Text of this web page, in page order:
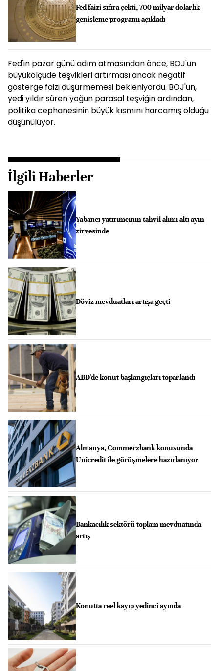
Fed faizi sıfıra çekti, 700 milyar dolarlık
genişleme programı açıkladı
Fed'in pazar günü adım atmasından önce, BOJ'un
büyükölçüde teşvikleri artırması ancak negatif
gösterge faizi düşürmemesi bekleniyordu. BOJ'un,
yedi yıldır süren yoğun parasal teşviğin ardından,
politika cephanesinin büyük kısmını harcamış olduğu
düşünülüyor.
İlgili Haberler
Yabancı yatırımcının tahvil alımı altı ayın
zirvesinde
Döviz mevduatları artışa geçti
ABD'de konut başlangıçları toparlandı
Almanya, Commerzbank konusunda
Unicredit ile görüşmelere hazırlanıyor
Bankacılık sektörü toplam mevduatında
artış
Konutta reel kayıp yedinci ayında